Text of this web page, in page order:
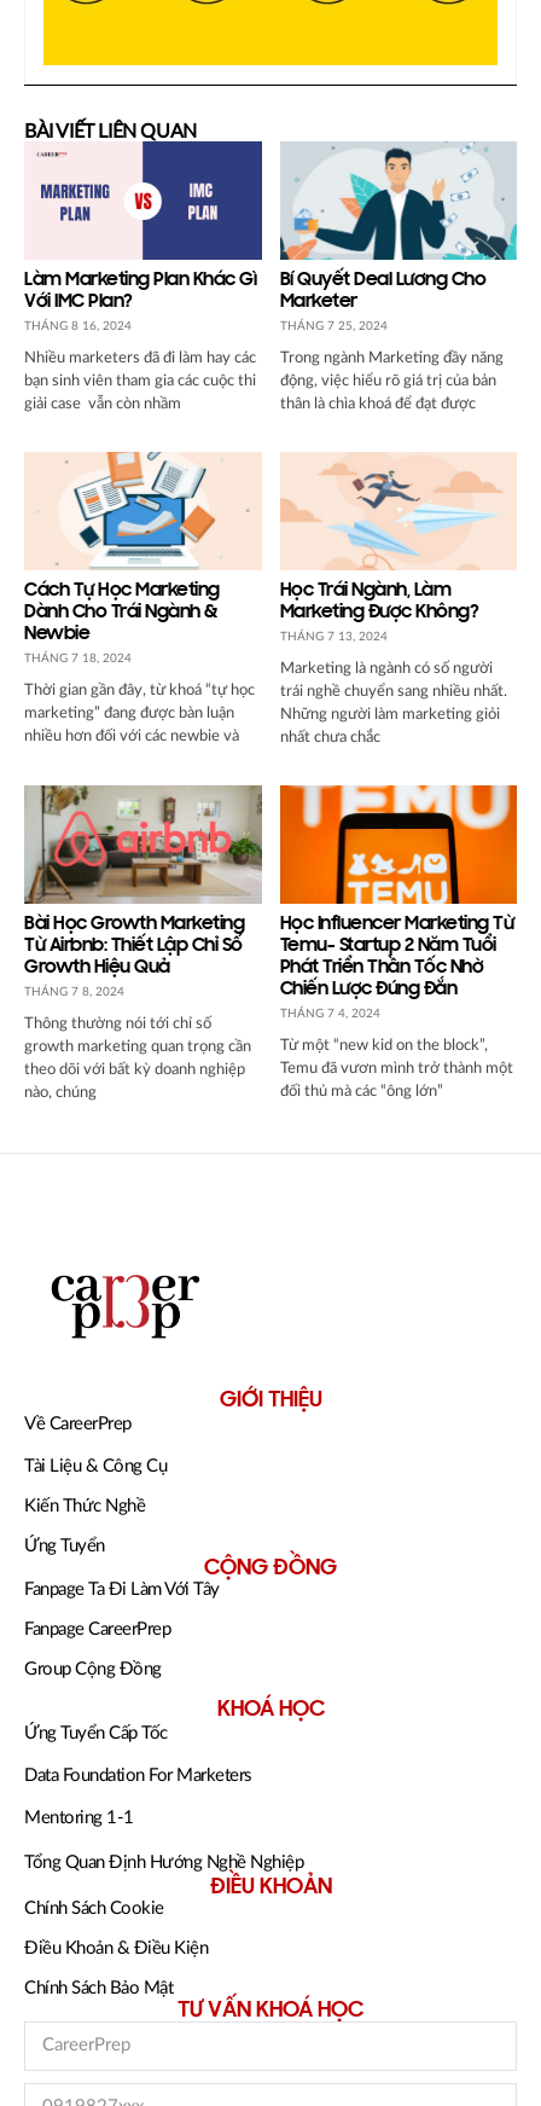
BÀI VIẾT LIÊN QUAN
Làm Marketing Plan Khác Gì
Với IMC Plan?
THÁNG 8 16, 2024
Nhiều marketers đã đi làm hay các
bạn sinh viên tham gia các cuộc thi
giải case vẫn còn nhầm
Bí Quyết Deal Lương Cho
Marketer
THÁNG 7 25, 2024
Trong ngành Marketing đầy năng
động, việc hiểu rõ giá trị của bản
thân là chìa khoá để đạt được
Cách Tự Học Marketing
Dành Cho Trái Ngành &
Newbie
THÁNG 7 18, 2024
Thời gian gần đây, từ khoá “tự học
marketing” đang được bàn luận
nhiều hơn đối với các newbie và
Học Trái Ngành, Làm
Marketing Được Không?
THÁNG 7 13, 2024
Marketing là ngành có số người
trái nghề chuyển sang nhiều nhất.
Những người làm marketing giỏi
nhất chưa chắc
Bài Học Growth Marketing
Từ Airbnb: Thiết Lập Chỉ Số
Growth Hiệu Quả
THÁNG 7 8, 2024
Thông thường nói tới chỉ số
growth marketing quan trọng cần
theo dõi với bất kỳ doanh nghiệp
nào, chúng
Học Influencer Marketing Từ
Temu- Startup 2 Năm Tuổi
Phát Triển Thần Tốc Nhờ
Chiến Lược Đúng Đắn
THÁNG 7 4, 2024
Từ một “new kid on the block”,
Temu đã vươn mình trở thành một
đối thủ mà các “ông lớn”
GIỚI THIỆU
Về CareerPrep
Tài Liệu & Công Cụ
Kiến Thức Nghề
Ứng Tuyển
CỘNG ĐỒNG
Fanpage Ta Đi Làm Với Tây
Fanpage CareerPrep
Group Cộng Đồng
KHOÁ HỌC
Ứng Tuyển Cấp Tốc
Data Foundation For Marketers
Mentoring 1-1
Tổng Quan Định Hướng Nghề Nghiệp
ĐIỀU KHOẢN
Chính Sách Cookie
Điều Khoản & Điều Kiện
Chính Sách Bảo Mật
TƯ VẤN KHOÁ HỌC